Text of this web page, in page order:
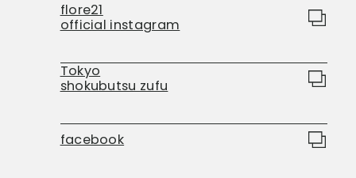
flore21
official instagram
Tokyo
shokubutsu zufu
facebook